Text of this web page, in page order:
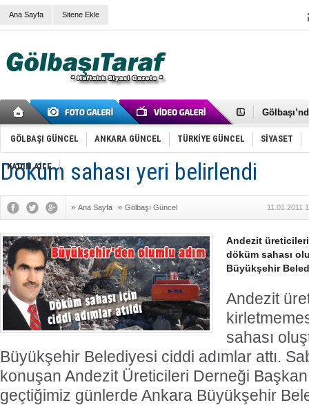
Ana Sayfa Sitene Ekle
Cemal
Samet
FAİZ
Mikail
Gölbaşı
GÖLBAŞI GÜNCEL ANKARA GÜNCEL TÜRKİYE GÜNCEL SİYASET
KADIN AİLE
Döküm sahası yeri belirlendi
» Ana Sayfa » Gölbaşı Güncel 11.01.2011
Andezit
döküm sahası
Büyükşehir
Andezit
sahası
Büyükşehir Belediyesi ciddi adımlar attı.
konuşan Andezit Üreticileri Derneği
geçtiğimiz günlerde Ankara Büyükşehir